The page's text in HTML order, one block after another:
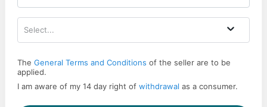
Select...
The General Terms and Conditions of the seller are to be
applied.
I am aware of my 14 day right of withdrawal as a consumer.